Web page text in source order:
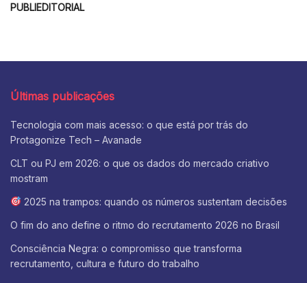
PUBLIEDITORIAL
Últimas publicações
Tecnologia com mais acesso: o que está por trás do
Protagonize Tech – Avanade
CLT ou PJ em 2026: o que os dados do mercado criativo
mostram
2025 na trampos: quando os números sustentam decisões
O fim do ano define o ritmo do recrutamento 2026 no Brasil
Consciência Negra: o compromisso que transforma
recrutamento, cultura e futuro do trabalho